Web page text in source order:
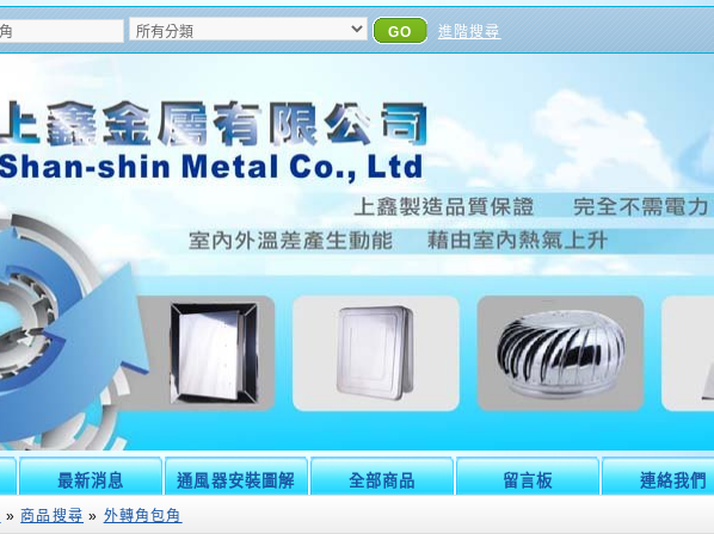
GO 進階搜尋
最新消息 通風器安裝圖解 全部商品 留言板 連絡我們
» 商品搜尋 » 外轉角包角